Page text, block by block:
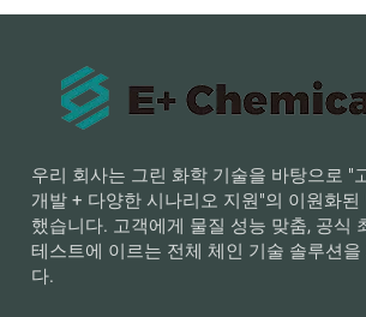
우리 회사는 그린 화학 기술을 바탕으로 "
개발 + 다양한 시나리오 지원"의 이원화
했습니다. 고객에게 물질 성능 맞춤, 공식
테스트에 이르는 전체 체인 기술 솔루션
다.